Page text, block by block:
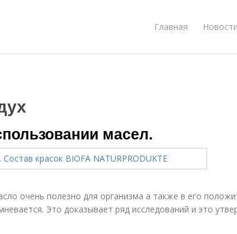
Главная Новости
масел.
очень полезно для организма а также в его
Это доказывает ряд исследований и это